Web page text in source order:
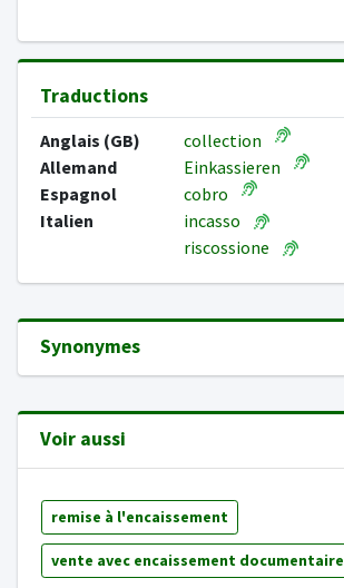
Traductions
Anglais (GB)
collection
Allemand
Einkassieren
Espagnol
cobro
Italien
incasso
riscossione
Synonymes
Voir aussi
remise à l'encaissement
vente avec encaissement documentaire